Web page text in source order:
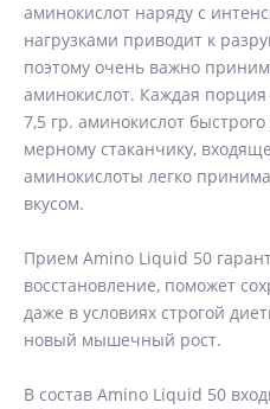
аминокислот наряду с
нагрузками приводит к
поэтому очень важно
аминокислот. Каждая
7,5 гр. аминокислот
мерному стаканчику,
аминокислоты легко
вкусом.
Прием Amino Liquid 50
восстановление, поможет
даже в условиях строгой
новый мышечный рост.
В состав Amino Liquid 50